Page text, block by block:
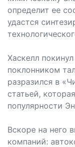
определит ее
удастся
Хаскелл
поклонником
разразился в
статьей,
популярности
Вскоре на него
компаний: